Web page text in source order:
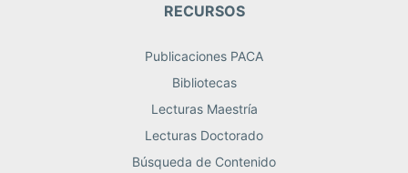
RECURSOS
Publicaciones PACA
Bibliotecas
Lecturas Maestría
Lecturas Doctorado
Búsqueda de Contenido